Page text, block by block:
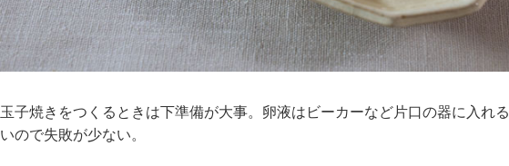
玉子焼きをつくるときは下準備が大事。卵液はビーカーなど片口の器に入れ
いので失敗が少ない。